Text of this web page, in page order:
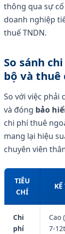
thông qua sự
doanh nghiệp
thuế TNDN.
So sánh
bộ và thuê
So với việc
và đóng bảo
chi phí thuê
mang lại hiệu
chuyên viên
TIÊU
CHÍ
Chi
phí
Cao
7-